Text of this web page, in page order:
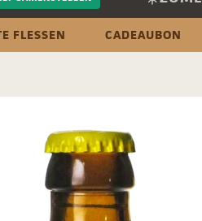
FLESSEN CADEAUBON